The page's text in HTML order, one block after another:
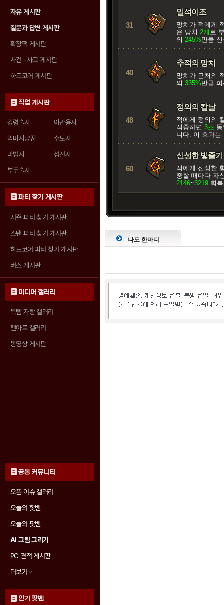
자유 게시판
질문과 답변 게시판
확장팩 게시판
사건 · 사고 게시판
하드코어 게시판
직업 게시판
강령술사
야만용사
악마사냥꾼
수도사
마법사
성전사
부두술사
파티 찾기 게시판
시즌 파티 찾기 게시판
스탠 파티 찾기 게시판
하드코어 파티 찾기 게시판
버스 게시판
미디어 갤러리
득템 자랑 갤러리
팬아트 갤러리
동영상 게시판
공통 커뮤니티
오픈 이슈 갤러리
오늘의 핫벤
오늘의 팟벤
AI 그림 그리기
PC 견적 게시판
더보기
인기 팟벤
31
일석이조
망치가 적에게
은 망치 2개 로
의 245%만큼
40
추적의 망치
망치가 근처의
의 335%만큼
48
정의의 칼날
적에게 정의의
적중하면 3초
니다. 이 효과
60
신성한 빛줄기
적에게 신성한
중할 때마다 자
2146~3219 회
나도 한마디